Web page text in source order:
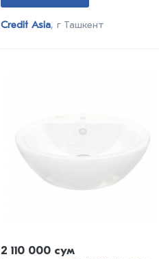
Credit Asia, г Ташкент
2 110 000 сум